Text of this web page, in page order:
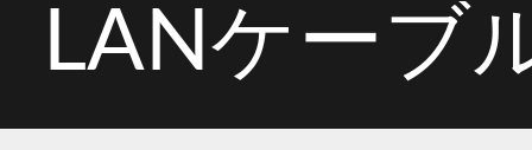
LANケーブ